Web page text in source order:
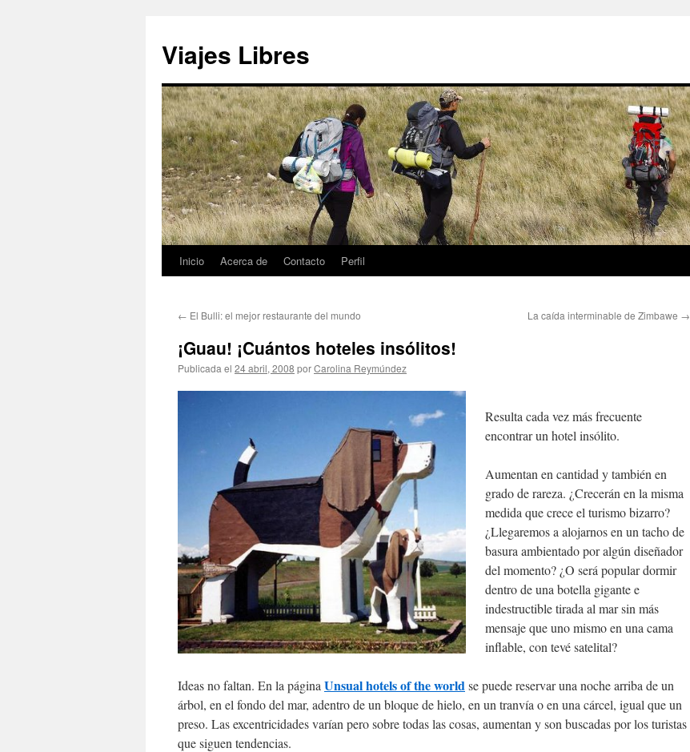
contenido
Viajes Libres
Inicio Acerca de Contacto Perfil
← El Bulli: el mejor restaurante del mundo La caída interminable de Zimbawe →
¡Guau! ¡Cuántos hoteles insólitos!
Publicada el 24 abril, 2008 porCarolina Reymúndez
Resulta cada vez más frecuente
encontrar un hotel insólito.
Aumentan en cantidad y también en
grado de rareza. ¿Crecerán en la misma
medida que crece el turismo bizarro?
¿Llegaremos a alojarnos en un tacho de
basura ambientado por algún diseñador
del momento? ¿O será popular dormir
dentro de una botella gigante e
indestructible tirada al mar sin más
mensaje que uno mismo en una cama
inflable, con tevé satelital?
Ideas no faltan. En la página Unsual hotels of the worldse puede reservar una noche arriba de un
árbol, en el fondo del mar, adentro de un bloque de hielo, en un tranvía o en una cárcel, igual que un
preso. Las excentricidades varían pero sobre todas las cosas, aumentan y son buscadas por los turistas
que siguen tendencias.